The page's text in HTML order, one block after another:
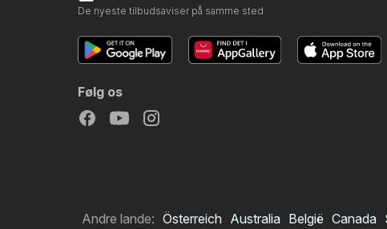
De nyeste tilbudsaviser på samme sted
Følg os
Andre lande: Österreich Australia België Canada